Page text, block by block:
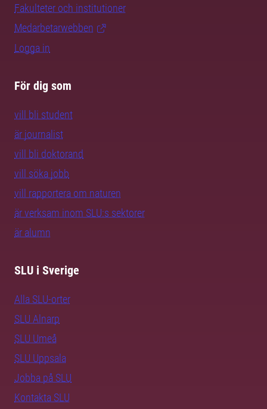
Fakulteter och institutioner
Medarbetarwebben
Logga in
För dig som
vill bli student
är journalist
vill bli doktorand
vill söka jobb
vill rapportera om naturen
är verksam inom SLU:s sektorer
är alumn
SLU i Sverige
Alla SLU-orter
SLU Alnarp
SLU Umeå
SLU Uppsala
Jobba på SLU
Kontakta SLU